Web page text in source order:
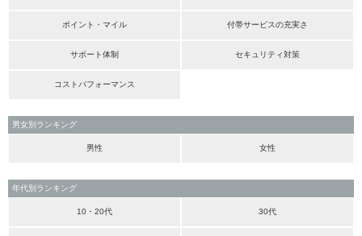
ポイント・マイル 付帯サービスの充実さ
サポート体制 セキュリティ対策
コストパフォーマンス
男女別ランキング
男性 女性
年代別ランキング
10・20代 30代